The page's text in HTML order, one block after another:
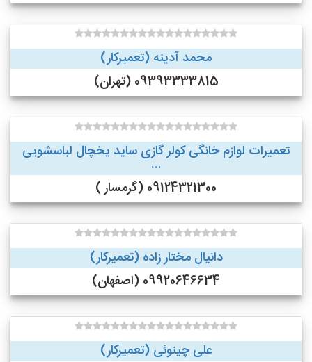
محمد آدینه (تعمیرکار)
09393333815 (تهران)
تعمیرات لوازم خانگی کولر گازی ساید یخچال لباسشویی
...
09124321300 (گرمسار )
دانیال مختار زاده (تعمیرکار)
09920646634 (اصفهان)
علی چینوئی (تعمیرکار)